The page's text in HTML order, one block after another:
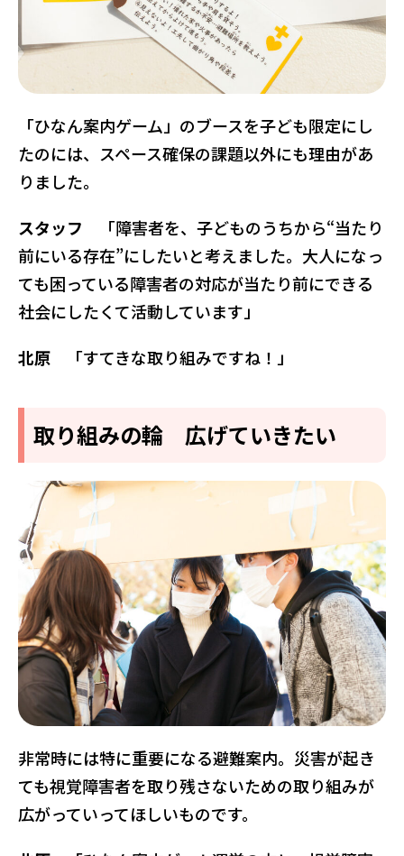
「ひなん案内ゲーム」のブースを子ども限定にし
たのには、スペース確保の課題以外にも理由があ
りました。
スタッフ 「障害者を、子どものうちから“当たり
前にいる存在”にしたいと考えました。大人になっ
ても困っている障害者の対応が当たり前にできる
社会にしたくて活動しています」
北原 「すてきな取り組みですね！」
取り組みの輪 広げていきたい
非常時には特に重要になる避難案内。災害が起き
ても視覚障害者を取り残さないための取り組みが
広がっていってほしいものです。